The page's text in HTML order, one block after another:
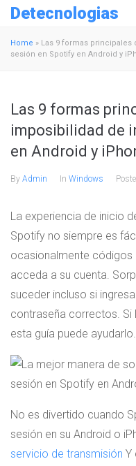
Detecnologias
Home » Las 9 formas
sesión en Spotify en Android y
Las 9 formas
imposibilidad de
en Android y
By Admin In Windows
La experiencia de inicio
Spotify no siempre es
ocasionalmente códigos
acceda a su cuenta.
suceder incluso si
contraseña correctos. Si
esta guía puede ayudarlo.
No es divertido cuando
sesión en su Android o
servicio de transmisión Y